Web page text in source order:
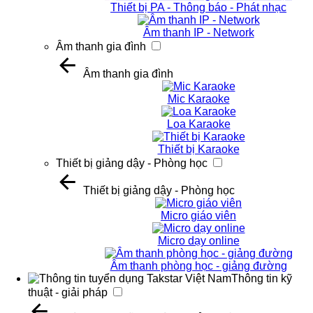
Thiết bị PA - Thông báo - Phát nhạc
Âm thanh IP - Network
Âm thanh gia đình
Âm thanh gia đình
Mic Karaoke
Loa Karaoke
Thiết bị Karaoke
Thiết bị giảng dậy - Phòng học
Thiết bị giảng dậy - Phòng học
Micro giáo viên
Micro dạy online
Âm thanh phòng học - giảng đường
Thông tin kỹ
thuật - giải pháp